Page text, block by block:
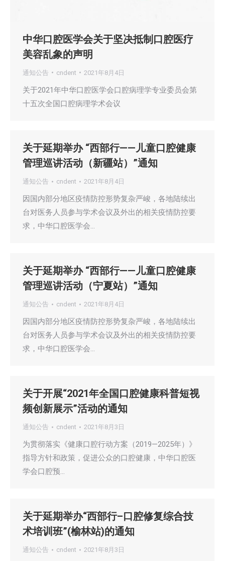
中华口腔医学会关于坚决抵制口腔医疗
美容乱象的声明
通知公告 cndent 2021年8月4日
关于2021年中华口腔医学会口腔病理学专业委员会第
十五次全国口腔病理学术会议
关于延期举办 “西部行——儿童口腔健康
管理巡讲活动（新疆站）”通知
通知公告 cndent 2021年8月4日
因国内部分地区疫情防控形势复杂严峻，各地陆续出
台对医务人员参与学术会议及外出的相关疫情防控要
求，中华口腔医学会…
关于延期举办 “西部行——儿童口腔健康
管理巡讲活动（宁夏站）”通知
通知公告 cndent 2021年8月4日
因国内部分地区疫情防控形势复杂严峻，各地陆续出
台对医务人员参与学术会议及外出的相关疫情防控要
求，中华口腔医学会…
关于开展“2021年全国口腔健康科普短视
频创新展示”活动的通知
通知公告 cndent 2021年8月3日
为贯彻落实《健康口腔行动方案（2019—2025年）》
指导方针和政策，促进公众的口腔健康，中华口腔医
学会口腔预…
关于延期举办“西部行–口腔修复综合技
术培训班”(榆林站)的通知
通知公告 cndent 2021年8月3日